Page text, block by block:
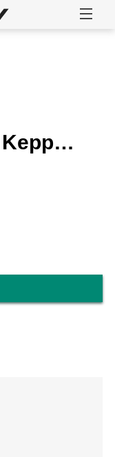
Kimetsu no Yaiba: Keppuu Kengeki Royale